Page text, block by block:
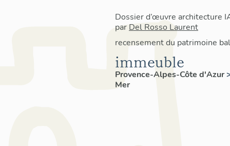
Dossier d’œuvre architecture
par Del Rosso Laurent
recensement du patrimoine
immeuble
Provence-Alpes-Côte d'Azur
Mer